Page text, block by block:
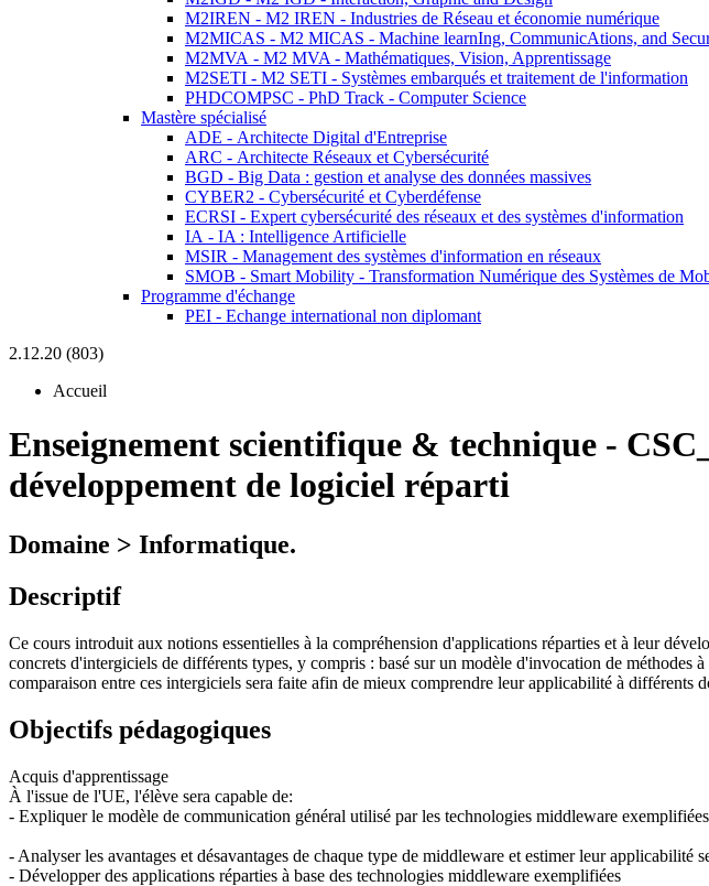
M2IREN - M2 IREN - Industries de Réseau et économie numérique
M2MICAS - M2 MICAS - Machine learnIng, CommunicAtions, and
M2MVA - M2 MVA - Mathématiques, Vision, Apprentissage
M2SETI - M2 SETI - Systèmes embarqués et traitement de l'information
PHDCOMPSC - PhD Track - Computer Science
Mastère spécialisé
ADE - Architecte Digital d'Entreprise
ARC - Architecte Réseaux et Cybersécurité
BGD - Big Data : gestion et analyse des données massives
CYBER2 - Cybersécurité et Cyberdéfense
ECRSI - Expert cybersécurité des réseaux et des systèmes d'information
IA - IA : Intelligence Artificielle
MSIR - Management des systèmes d'information en réseaux
SMOB - Smart Mobility - Transformation Numérique des Systèmes de
Programme d'échange
PEI - Echange international non diplomant
2.12.20 (803)
Accueil
Enseignement scientifique & technique -
développement de logiciel réparti
Domaine > Informatique.
Descriptif
Ce cours introduit aux notions essentielles à la compréhension d'applications réparties et à leur
concrets d'intergiciels de différents types, y compris : basé sur un modèle d'invocation de méthodes
comparaison entre ces intergiciels sera faite afin de mieux comprendre leur applicabilité à différents
Objectifs pédagogiques
Acquis d'apprentissage
À l'issue de l'UE, l'élève sera capable de:
- Expliquer le modèle de communication général utilisé par les technologies middleware exemplifiées
- Analyser les avantages et désavantages de chaque type de middleware et estimer leur applicabilité
- Développer des applications réparties à base des technologies middleware exemplifiées